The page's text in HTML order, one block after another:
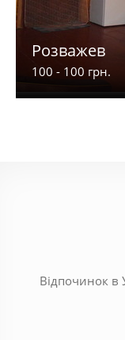
Розважев
100 - 100 грн.
Відпочинок в